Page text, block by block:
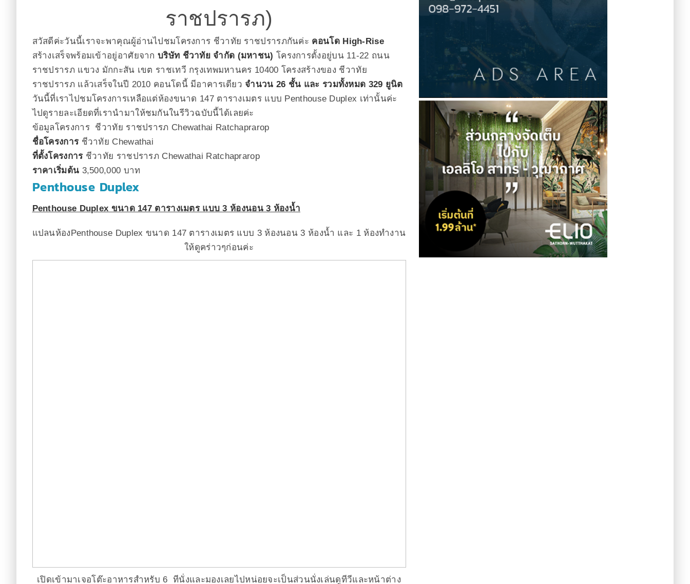
ราชปรารภ)
สวัสดีค่ะวันนี้เราจะพาคุณผู้อ่านไปชมโครงการ ชีวาทัย ราชปรารภกันค่ะ คอนโด High-Rise
สร้างเสร็จพร้อมเข้าอยู่อาศัยจากบริษัท ชีวาทัย จำกัด (มหาชน) โครงการตั้งอยู่บน11-22 ถนน
ราชปรารภ แขวง มักกะสัน เขต ราชเทวี กรุงเทพมหานคร 10400 โครงสร้างของ ชีวาทัย
ราชปรารภ แล้วเสร็จในปี 2010 คอนโดนี้ มีอาคารเดียวจำนวน 26 ชั้น และ รวมทั้งหมด 329 ยูนิต
วันนี้ที่เราไปชมโครงการเหลือแต่ห้องขนาด 147 ตารางเมตร แบบ Penthouse Duplex เท่านั้นค่ะ
ไปดูรายละเอียดที่เรานำมาให้ชมกันในรีวิวฉบับนี้ได้เลยค่ะ
ข้อมูลโครงการ ชีวาทัย ราชปรารภ Chewathai Ratchaprarop
ชื่อโครงการชีวาทัย Chewathai
ที่ตั้งโครงการ ชีวาทัย ราชปรารภ Chewathai Ratchaprarop
ราคาเริ่มต้น 3,500,000 บาท
Penthouse Duplex
Penthouse Duplex ขนาด 147 ตารางเมตร แบบ 3 ห้องนอน 3 ห้องน้ำ
แปลนห้องPenthouse Duplex ขนาด 147 ตารางเมตร แบบ 3 ห้องนอน 3 ห้องน้ำ และ 1 ห้องทำงาน
ให้ดูคร่าวๆก่อนค่ะ
เปิดเข้ามาเจอโต๊ะอาหารสำหรับ 6 ทีนั่งและมองเลยไปหน่อยจะเป็นส่วนนั่งเล่นดูทีวีและหน้าต่าง